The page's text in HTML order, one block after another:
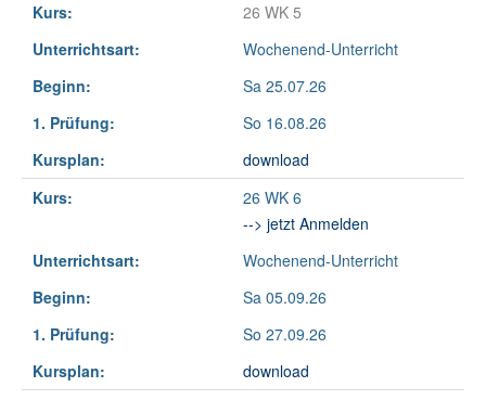
Kurs:
26 WK 5
Unterrichtsart:
Wochenend-Unterricht
Beginn:
Sa 25.07.26
1. Prüfung:
So 16.08.26
Kursplan:
download
Kurs:
26 WK 6
--> jetzt Anmelden
Unterrichtsart:
Wochenend-Unterricht
Beginn:
Sa 05.09.26
1. Prüfung:
So 27.09.26
Kursplan:
download